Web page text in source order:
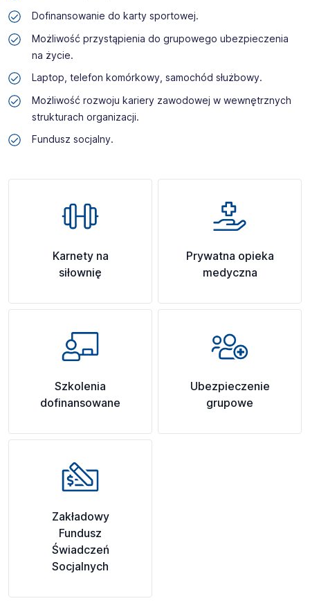
Dofinansowanie do karty sportowej.
Możliwość przystąpienia do grupowego ubezpieczenia
na życie.
Laptop, telefon komórkowy, samochód służbowy.
Możliwość rozwoju kariery zawodowej w wewnętrznych
strukturach organizacji.
Fundusz socjalny.
Karnety na
siłownię
Prywatna opieka
medyczna
Szkolenia
dofinansowane
Ubezpieczenie
grupowe
Zakładowy
Fundusz
Świadczeń
Socjalnych